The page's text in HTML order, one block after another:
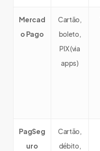
Mercad
o Pago
Cartão,
boleto,
PIX (via
apps)
PagSeg
uro
Cartão,
débito,